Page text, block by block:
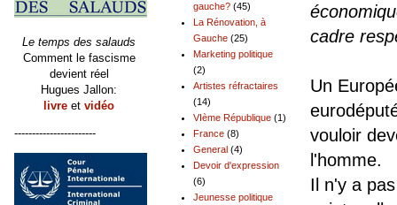
cadre
Un
vouloir
l'homme.
Il n'y a
gauche? (45)
La Rénovation, à
Gauche (25)
Marketing politique
(2)
Artistes réfractaires
(14)
VIème République (1)
France (8)
General (4)
Devoir d'expression
(6)
Jeunesse politique
Le temps des salauds
Comment le fascisme
devient réel
Hugues Jallon:
livre et vidéo
-----------------------